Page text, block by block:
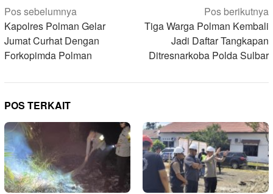
Navigasi
pos
Pos sebelumnya
Kapolres Polman Gelar
Jumat Curhat Dengan
Forkopimda Polman
Pos berikutnya
Tiga Warga Polman Kembali
Jadi Daftar Tangkapan
Ditresnarkoba Polda Sulbar
POS TERKAIT